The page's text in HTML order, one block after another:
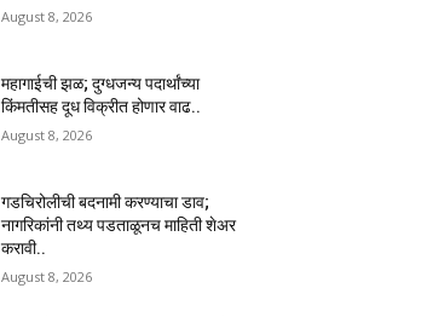
August 8, 2026
महागाईची झळ; दुग्धजन्य पदार्थांच्या
किंमतीसह दूध विक्रीत होणार वाढ..
August 8, 2026
गडचिरोलीची बदनामी करण्याचा डाव;
नागरिकांनी तथ्य पडताळूनच माहिती शेअर
करावी..
August 8, 2026